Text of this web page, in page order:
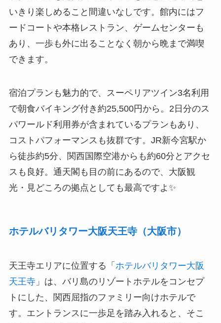
いきり楽しめること間違いなしです。館内にはフ
ードコートや本格レストラン、ゲームセンターも
あり、一歩も外に出ることなく朝から晩まで満喫
できます。
宿泊プランも魅力的で、スーペリアツイン3名利用
で朝食バイキング付き約25,500円から。2日分のス
パワールド利用券が含まれているプランもあり、
コストパフォーマンスも抜群です。JR新今宮駅か
ら徒歩約5分、関西国際空港からも約60分とアクセ
スも良好。通天閣も目の前にあるので、大阪観
光・見どころの拠点としても最高ですよ✨
ホテルバリタワー大阪天王寺（大阪市）
天王寺エリアに位置する「 ホテルバリタワー大阪
天王寺」は、バリ島のリゾートホテルをコンセプ
トにした、関西屈指のファミリー向けホテルで
す。エントランスに一歩足を踏み入れると、そこ